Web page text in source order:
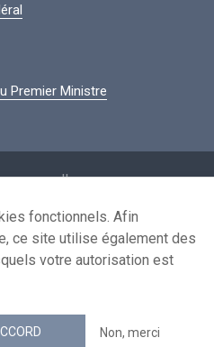
Premier Ministre
réutilisation
nous
flux RSS
fonctionnels. Afin
ce site utilise également des
votre autorisation est
Non, merci